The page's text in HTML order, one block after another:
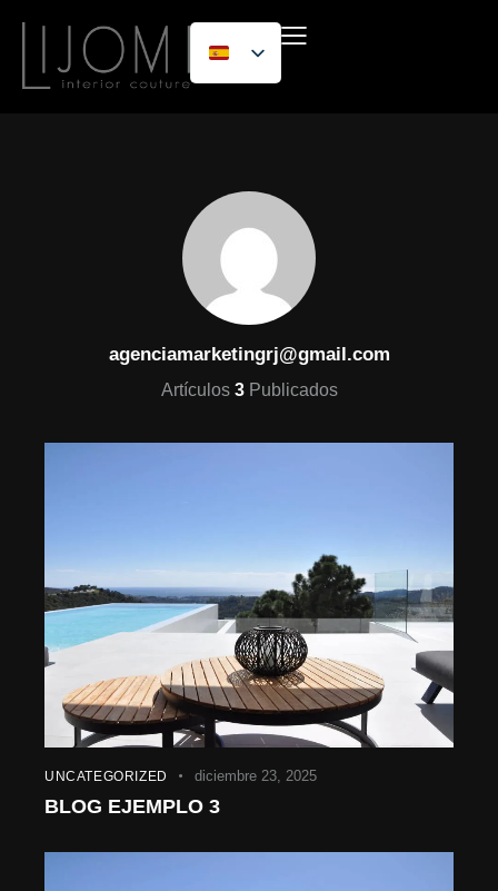
agenciamarketingrj@gmail.com
Artículos 3Publicados
UNCATEGORIZED diciembre 23, 2025
BLOG EJEMPLO 3